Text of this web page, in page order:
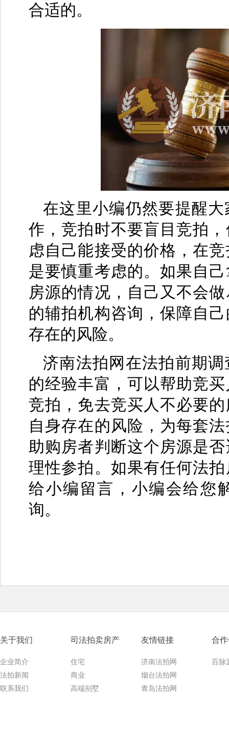
合适的。
在这里小编仍然要提醒
作，竞拍时不要盲目竞拍
虑自己能接受的价格，在
是要慎重考虑的。如果自
房源的情况，自己又不会
的辅拍机构咨询，保障自
存在的风险。
济南法拍网在法拍前期
的经验丰富，可以帮助竞
竞拍，免去竞买人不必要
自身存在的风险，为每套
助购房者判断这个房源是
理性参拍。如果有任何法
给小编留言，小编会给您
询。
关于我们
企业简介
法拍新闻
联系我们
司法拍卖房产
住宅
商业
高端别墅
友情链接
济南法拍网
烟台法拍网
青岛法拍网
合
百脉